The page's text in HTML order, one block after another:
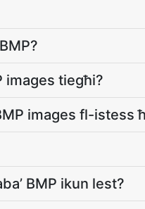
images tiegħi?
images fl-istess
BMP ikun lest?